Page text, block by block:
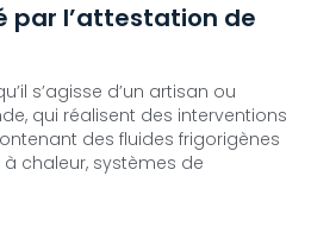
par l’attestation de
s’agisse d’un artisan ou
qui réalisent des interventions
des fluides frigorigènes
chaleur, systèmes de